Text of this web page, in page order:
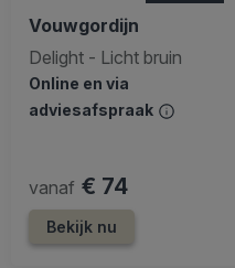
Vouwgordijn
Delight - Licht bruin
Online en via
adviesafspraak
vanaf € 74
Bekijk nu